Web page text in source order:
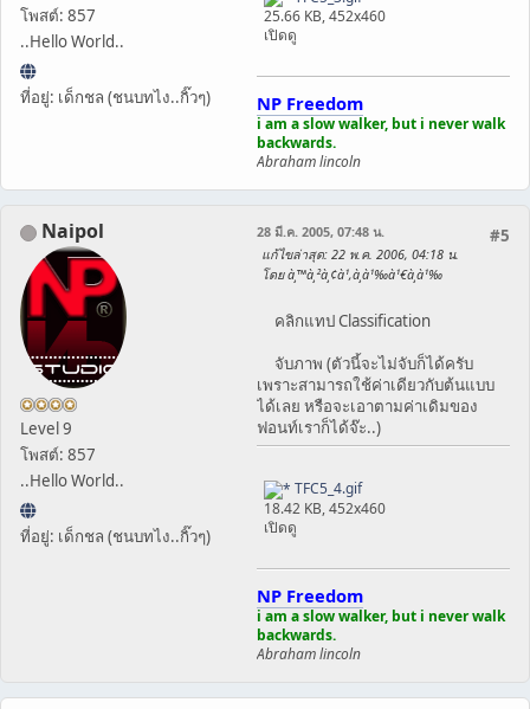
โพสต์: 857
..Hello World..
ที่อยู่: เด็กชล (ชนบทไง..กิ๊วๆ)
25.66 KB, 452x460
เปิดดู
NP Freedom
i am a slow walker, but i never walk
backwards.
Abraham lincoln
Naipol
Level 9
โพสต์: 857
..Hello World..
ที่อยู่: เด็กชล (ชนบทไง..กิ๊วๆ)
#5
28 มี.ค. 2005, 07:48 น.
แก้ไขล่าสุด: 22 พ.ค. 2006, 04:18 น.
โดย à¸™à¸²à¸¢à¹‚à¸­à¹‰à¹€à¸­à¹‰
คลิกแทป Classification
จับภาพ (ตัวนี้จะไม่จับก็ได้ครับ
เพราะสามารถใช้ค่าเดียวกับต้นแบบ
ได้เลย หรือจะเอาตามค่าเดิมของ
ฟอนท์เราก็ได้จ๊ะ..)
TFC5_4.gif
18.42 KB, 452x460
เปิดดู
NP Freedom
i am a slow walker, but i never walk
backwards.
Abraham lincoln